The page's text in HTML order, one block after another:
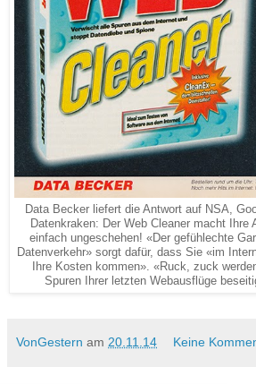
Data Becker liefert die Antwort auf NSA,
Datenkraken: Der Web Cleaner macht Ihre
einfach ungeschehen! «Der gefühlechte
Datenverkehr» sorgt dafür, dass Sie «im
Ihre Kosten kommen». «Ruck, zuck
Spuren Ihrer letzten Webausflüge
VonGestern am 20.11.14 Keine